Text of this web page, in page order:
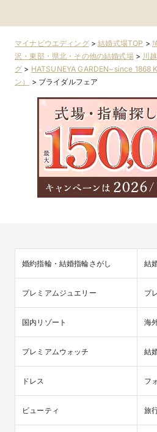
マイナビウエディング>結婚式場TOP >
沢・東部・県北・その他の結婚式場> 川
グ > HATSUNEYA GARDEN~since 1868
ン）
> ブライダルフェア
婚約指輪・結婚指輪さがし 結
プレミアムジュエリー プ
国内リゾート 海
プレミアムウォッチ 結
ドレス フ
ビューティ 旅